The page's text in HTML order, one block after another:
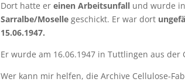
Dort hatte er einen Arbeitsunfallund wurde in
Sarralbe/Mosellegeschickt. Er war dort
15.06.1947.
Er wurde am 16.06.1947 in Tuttlingen aus der
Wer kann mir helfen, die Archive Cellulose-